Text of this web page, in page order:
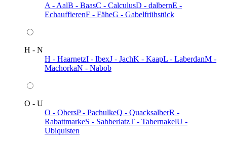
A - AalB - BaasC - CalculusD - dalbernE -
EchauffierenF - FäheG - Gabelfrühstück
H - N
H - HaarnetzI - IbexJ - JachK - KaapL - LaberdanM -
MachorkaN - Nabob
O - U
O - ObersP - PachulkeQ - QuacksalberR -
RabattmarkeS - SabberlatzT - TabernakelU -
Ubiquisten